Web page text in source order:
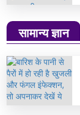
सामान्य ज्ञान